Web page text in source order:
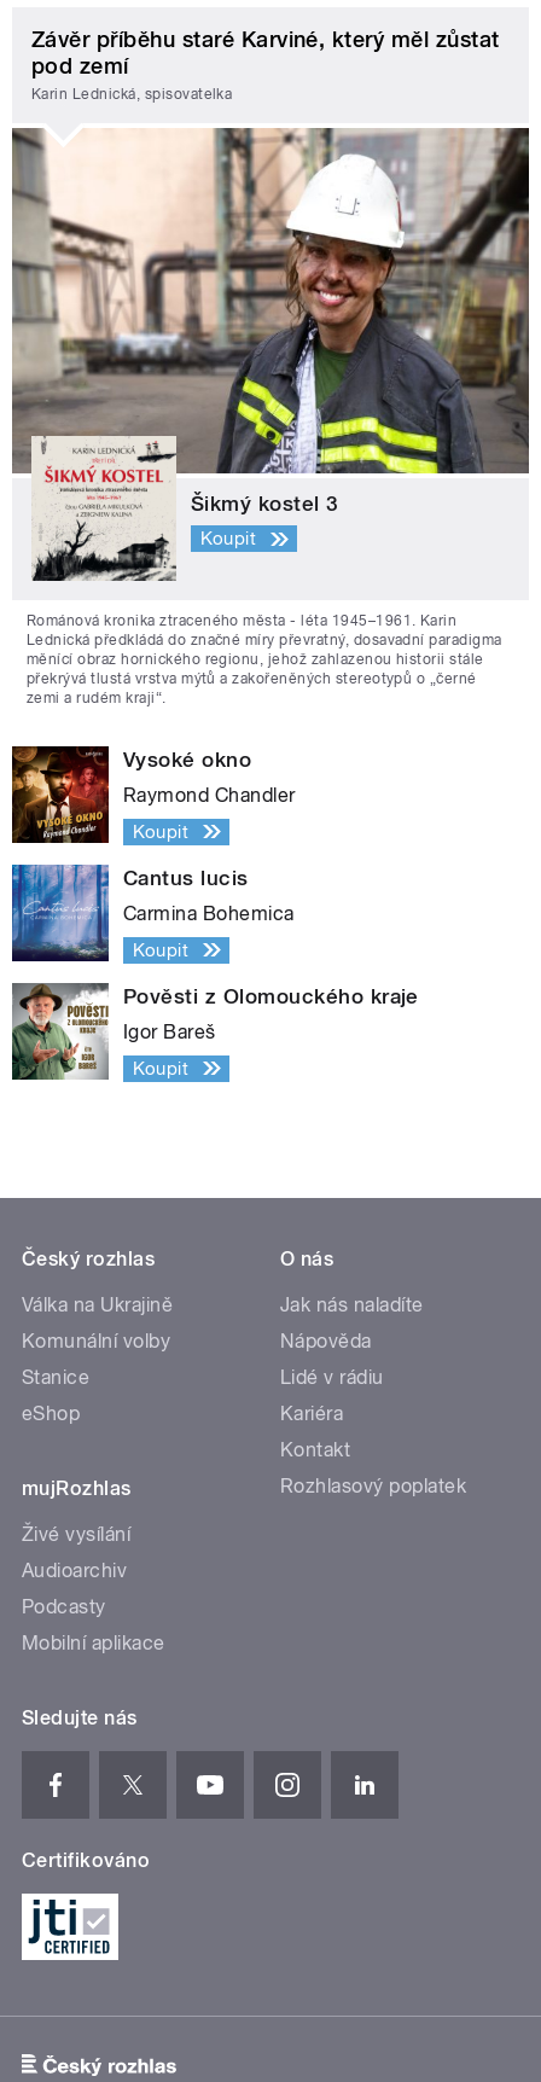
Závěr příběhu staré Karviné, který měl zůstat
pod zemí
Karin Lednická, spisovatelka
Šikmý kostel 3
Koupit
Románová kronika ztraceného města - léta 1945–1961. Karin
Lednická předkládá do značné míry převratný, dosavadní paradigma
měnící obraz hornického regionu, jehož zahlazenou historii stále
překrývá tlustá vrstva mýtů a zakořeněných stereotypů o „černé
zemi a rudém kraji“.
Vysoké okno
Raymond Chandler
Koupit
Cantus lucis
Carmina Bohemica
Koupit
Pověsti z Olomouckého kraje
Igor Bareš
Koupit
Český rozhlas
Válka na Ukrajině
Komunální volby
Stanice
eShop
mujRozhlas
Živé vysílání
Audioarchiv
Podcasty
Mobilní aplikace
O nás
Jak nás naladíte
Nápověda
Lidé v rádiu
Kariéra
Kontakt
Rozhlasový poplatek
Sledujte nás
Certifikováno